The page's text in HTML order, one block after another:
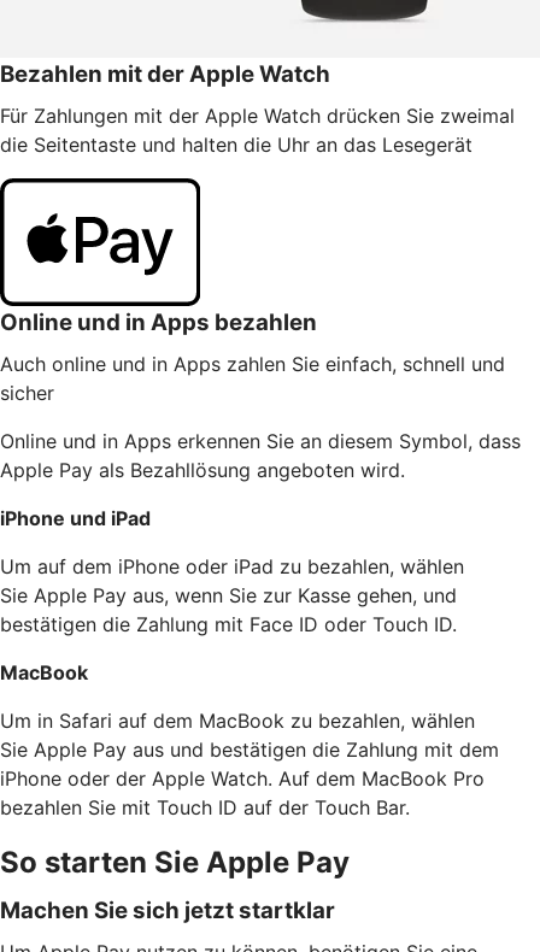
Bezahlen mit der Apple Watch
Für Zahlungen mit der Apple Watch drücken Sie zweimal
die Seitentaste und halten die Uhr an das Lesegerät
Online und in Apps bezahlen
Auch online und in Apps zahlen Sie einfach, schnell und
sicher
Online und in Apps erkennen Sie an diesem Symbol, dass
Apple Pay als Bezahllösung angeboten wird.
iPhone und iPad
Um auf dem iPhone oder iPad zu bezahlen, wählen
Sie Apple Pay aus, wenn Sie zur Kasse gehen, und
bestätigen die Zahlung mit Face ID oder Touch ID.
MacBook
Um in Safari auf dem MacBook zu bezahlen, wählen
Sie Apple Pay aus und bestätigen die Zahlung mit dem
iPhone oder der Apple Watch. Auf dem MacBook Pro
bezahlen Sie mit Touch ID auf der Touch Bar.
So starten Sie Apple Pay
Machen Sie sich jetzt startklar